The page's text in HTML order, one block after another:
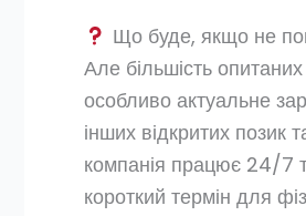
Що буде, якщо не
Але більшість
особливо актуальне
інших відкритих
компанія працює 24/7
короткий термін для